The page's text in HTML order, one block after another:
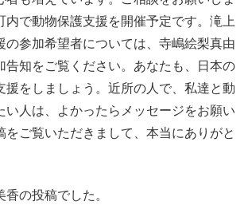
内で動物保護支援を開催予定です。滝上
の参加希望者については、寺嶋絵梨真由
告知をご覧ください。あなたも、日本の
援をしましょう。近所の人で、私達と動
い人は、よかったらメッセージをお願い
をご覧いただきまして、本当にありがと
の投稿でした。